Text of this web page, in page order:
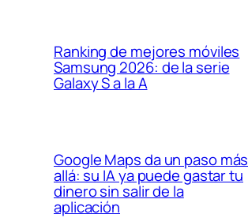
Ranking de mejores móviles
Samsung 2026: de la serie
Galaxy S a la A
Google Maps da un paso más
allá: su IA ya puede gastar tu
dinero sin salir de la
aplicación